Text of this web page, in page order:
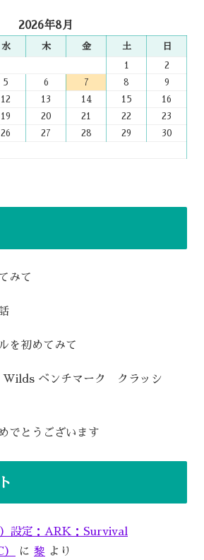
2026年8月
水 木 金 土 日
1
2
5 6 7 8
9
12 13 14 15
16
19 20 21 22
23
26 27 28 29
30
みて
を初めてみて
ベンチマーク クラッシ
でとうございます
設定：ARK：Survival
に 黎 より